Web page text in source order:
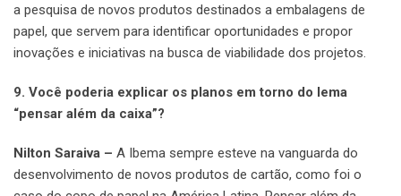
a pesquisa de novos produtos destinados a embalagens de
papel, que servem para identificar oportunidades e propor
inovações e iniciativas na busca de viabilidade dos projetos.
9. Você poderia explicar os planos em torno do lema
“pensar além da caixa”?
Nilton Saraiva – A Ibema sempre esteve na vanguarda do
desenvolvimento de novos produtos de cartão, como foi o